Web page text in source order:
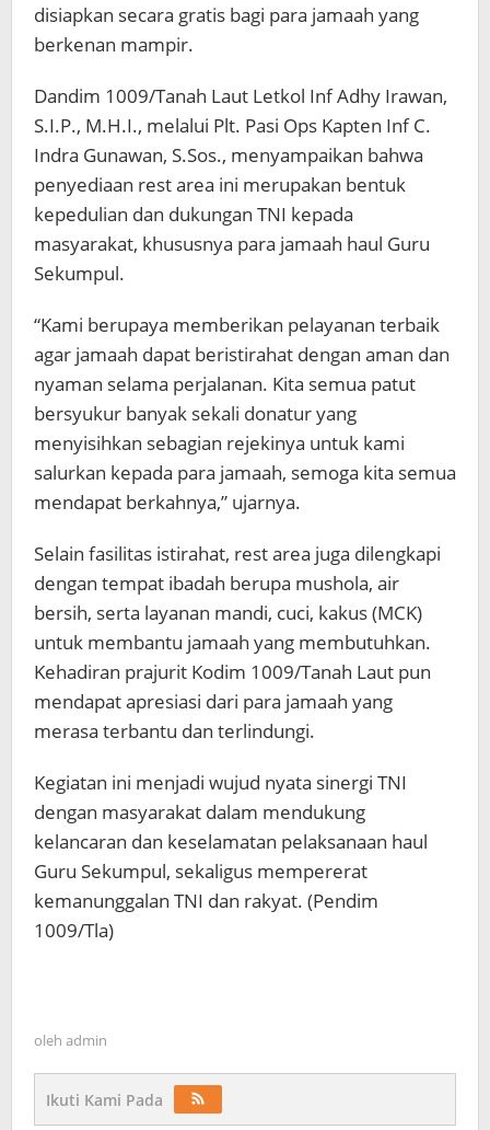
disiapkan secara gratis bagi para jamaah yang
berkenan mampir.
Dandim 1009/Tanah Laut Letkol Inf Adhy Irawan,
S.I.P., M.H.I., melalui Plt. Pasi Ops Kapten Inf C.
Indra Gunawan, S.Sos., menyampaikan bahwa
penyediaan rest area ini merupakan bentuk
kepedulian dan dukungan TNI kepada
masyarakat, khususnya para jamaah haul Guru
Sekumpul.
“Kami berupaya memberikan pelayanan terbaik
agar jamaah dapat beristirahat dengan aman dan
nyaman selama perjalanan. Kita semua patut
bersyukur banyak sekali donatur yang
menyisihkan sebagian rejekinya untuk kami
salurkan kepada para jamaah, semoga kita semua
mendapat berkahnya,” ujarnya.
Selain fasilitas istirahat, rest area juga dilengkapi
dengan tempat ibadah berupa mushola, air
bersih, serta layanan mandi, cuci, kakus (MCK)
untuk membantu jamaah yang membutuhkan.
Kehadiran prajurit Kodim 1009/Tanah Laut pun
mendapat apresiasi dari para jamaah yang
merasa terbantu dan terlindungi.
Kegiatan ini menjadi wujud nyata sinergi TNI
dengan masyarakat dalam mendukung
kelancaran dan keselamatan pelaksanaan haul
Guru Sekumpul, sekaligus mempererat
kemanunggalan TNI dan rakyat. (Pendim
1009/Tla)
oleh admin
Ikuti Kami Pada